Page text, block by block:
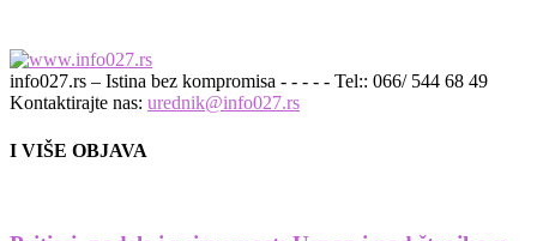
info027.rs – Istina bez kompromisa - - - - - Tel:: 066/ 544 68 49
Kontaktirajte nas: urednik@info027.rs
I VIŠE OBJAVA